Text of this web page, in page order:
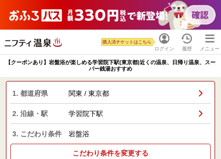
ログイン
購入済チケットはこちら
履歴 メニュー
【クーポンあり】岩盤浴が楽しめる学習院下駅(東京都)近くの温泉、日帰り温泉、スー
パー銭湯おすすめ
1. 都道府県 関東 / 東京都
2. 沿線・駅 学習院下駅
3. こだわり条件 岩盤浴
こだわり条件を変更する